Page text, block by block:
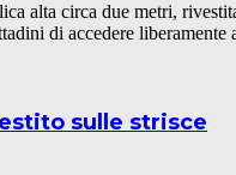
alta circa due metri,
di accedere liberamente
sulle strisce